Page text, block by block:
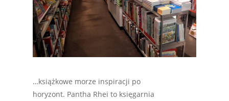
…książkowe morze inspiracji po
horyzont. Pantha Rhei to księgarnia